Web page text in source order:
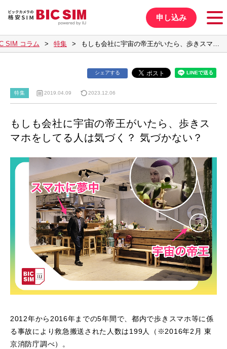
申し込み
SIM コラム 特集 もしも会社に宇宙の帝王がいたら、歩きスマ…
シェアする
特集 2019.04.09 2023.12.06
もしも会社に宇宙の帝王がいたら、歩きス
マホをしてる人は気づく？ 気づかない？
2012年から2016年までの5年間で、都内で歩きスマホ等に係
る事故により救急搬送された人数は199人（※2016年2月 東
京消防庁調べ）。